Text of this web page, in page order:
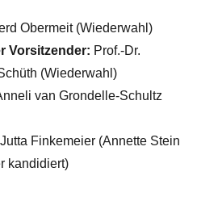
Obermeit (Wiederwahl)
Vorsitzender: Prof.-Dr.
(Wiederwahl)
van Grondelle-Schultz
Jutta Finkemeier (Annette Stein
kandidiert)